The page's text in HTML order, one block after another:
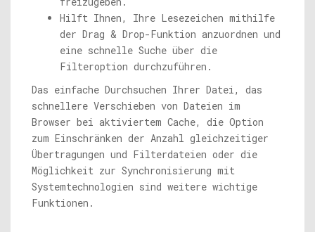
Hilft Ihnen, Ihre Lesezeichen mithilfe
der Drag & Drop-Funktion anzuordnen und
eine schnelle Suche über die
Filteroption durchzuführen.
Das einfache Durchsuchen Ihrer Datei, das
schnellere Verschieben von Dateien im
Browser bei aktiviertem Cache, die Option
zum Einschränken der Anzahl gleichzeitiger
Übertragungen und Filterdateien oder die
Möglichkeit zur Synchronisierung mit
Systemtechnologien sind weitere wichtige
Funktionen.